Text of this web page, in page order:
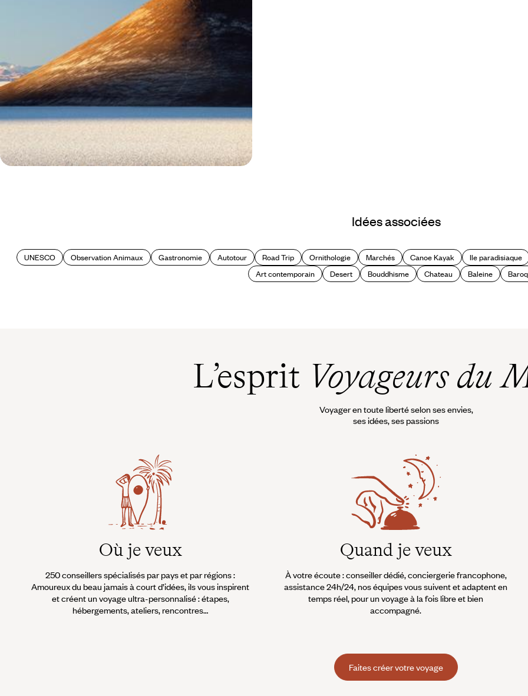
Idées associées
UNESCO Observation Animaux Gastronomie Autotour Road Trip Ornithologie Marchés Canoe Kayak Ile paradisiaque
Art contemporain
Desert Bouddhisme Chateau Baleine
L’esprit Voyageurs du
Voyager en toute liberté selon ses envies,
ses idées, ses passions
Où je veux
250 conseillers spécialisés par pays et par régions :
Amoureux du beau jamais à court d’idées, ils vous inspirent
et créent un voyage ultra-personnalisé : étapes,
hébergements, ateliers, rencontres…
Quand je veux
À votre écoute : conseiller dédié, conciergerie francophone,
assistance 24h/24, nos équipes vous suivent et adaptent en
temps réel, pour un voyage à la fois libre et bien
accompagné.
Faites créer votre voyage